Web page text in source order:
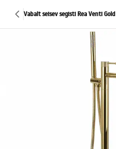
Vabalt seisev segisti Rea Venti Gold